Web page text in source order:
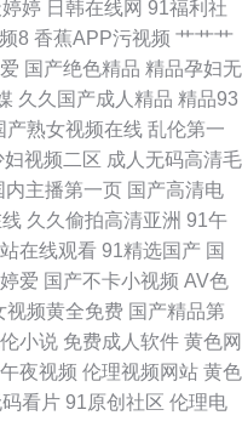
国 国产精品久久精品久久 91福
欧美欧美曰 91综合娱乐网在线
爱豆传媒剧情MV色哟 福利姬
香蕉小视频 日韩欧美性爱网 不
产中文 www日本色 五月天综合
之成人Av
婷 日韩在线网 91福利社
8 香蕉APP污视频 艹艹艹
国产绝色精品 精品孕妇无
久久国产成人精品 精品93
产熟女视频在线 乱伦第一
妇视频二区 成人无码高清毛
内主播第一页 国产高清电
久久偷拍高清亚洲 91午
在线观看 91精选国产 国
爱 国产不卡小视频 AV色
视频黄全免费 国产精品第
小说 免费成人软件 黄色网
夜视频 伦理视频网站 黄色
看片 91原创社区 伦理电